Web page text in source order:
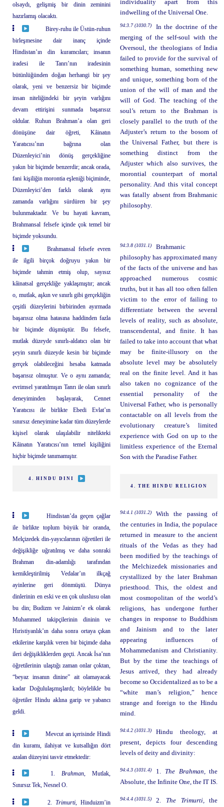
olsaydı, gelişmiş bir dinin zeminini
hazırlamış olacaktı.
individuality apart from this
indwelling of the Universal One.
Birey-ruhu ile Üstün-ruhun
birleşmesine dair inanç içinde
Hindistan’ın din kuramcıları; insanın
iradesi ile Tanrı’nın iradesinin
bütünlüğünden doğan herhangi bir şey
olarak, yeni ve benzersiz bir biçimde
insan niteliğindeki bir şeyin varlığını
devam ettirişini sunmada başarısız
oldular. Ruhun Brahman’a olan geri
dönüşüne dair öğreti, Kâinatın
Yaratıcısı’nın bağrına olan
Düzenleyici’nin dönüş gerçekliğine
yakın bir biçimde benzerdir; ancak orada,
fani kişiliğin morontia eşleniği biçiminde,
Düzenleyici’den farklı olarak aynı
zamanda varlığını sürdüren bir şey
bulunmaktadır. Ve bu hayati kavram,
Brahmansal felsefe içinde çok temel bir
biçimde yoksundu.
94:3.7 (1030.7)
In the doctrine of the
merging of the self-soul with the
Oversoul, the theologians of India
failed to provide for the survival of
something human, something new
and unique, something born of the
union of the will of man and the
will of God. The teaching of the
soul’s return to the Brahman is
closely parallel to the truth of the
Adjuster’s return to the bosom of
the Universal Father, but there is
something distinct from the
Adjuster which also survives, the
morontial counterpart of mortal
personality. And this vital concept
was fatally absent from Brahmanic
philosophy.
Brahmansal felsefe evren
ile ilgili birçok doğruyu yakın bir
biçimde tahmin etmiş olup, sayısız
kâinatsal gerçekliğe yaklaşmıştır; ancak
o, mutlak, aşkın ve sınırlı gibi gerçekliğin
çeşitli düzeylerini birbirinden ayırmada
başarısız olma hatasına haddinden fazla
bir biçimde düşmüştür. Bu felsefe,
mutlak düzeyde sınırlı-aldatıcı olan bir
şeyin sınırlı düzeyde kesin bir biçimde
gerçek olabileceğini hesaba katmada
başarısız olmuştur. Ve o aynı zamanda;
evrimsel yaratılmışın Tanrı ile olan sınırlı
deneyiminden başlayarak, Cennet
Yaratıcısı ile birlikte Ebedi Evlat’ın
sınırsız deneyimine kadar tüm düzeylerde
kişisel olarak ulaşılabilir nitelikteki
Kâinatın Yaratıcısı’nın temel kişiliğini
hiçbir biçimde tanımamıştır.
94:3.8 (1031.1)
Brahmanic
philosophy has approximated many
of the facts of the universe and has
approached numerous cosmic
truths, but it has all too often fallen
victim to the error of failing to
differentiate between the several
levels of reality, such as absolute,
transcendental, and finite. It has
failed to take into account that what
may be finite-illusory on the
absolute level may be absolutely
real on the finite level. And it has
also taken no cognizance of the
essential personality of the
Universal Father, who is personally
contactable on all levels from the
evolutionary creature’s limited
experience with God on up to the
limitless experience of the Eternal
Son with the Paradise Father.
4. HINDU DINI
4. THE HINDU RELIGION
Hindistan’da geçen çağlar
ile birlikte toplum büyük bir oranda,
Melçizedek din-yayıcılarının öğretileri ile
değişikliğe uğratılmış ve daha sonraki
Brahman din-adamlığı tarafından
kemikleştirilmiş Vedalar’ın ilkçağ
ayinlerine geri dönmüştü. Dünya
dinlerinin en eski ve en çok uluslusu olan
bu din; Budizm ve Jainizm’e ek olarak
Muhammed takipçilerinin dininin ve
Hıristiyanlık’ın daha sonra ortaya çıkan
etkilerine karşılık veren bir biçimde daha
ileri değişikliklerden geçti. Ancak İsa’nın
öğretilerinin ulaştığı zaman onlar çoktan,
“beyaz insanın dinine” ait olamayacak
kadar Doğululaşmışlardı; böylelikle bu
öğretiler Hindu aklına garip ve yabancı
geldi.
94:4.1 (1031.2)
With the passing of
the centuries in India, the populace
returned in measure to the ancient
rituals of the Vedas as they had
been modified by the teachings of
the Melchizedek missionaries and
crystallized by the later Brahman
priesthood. This, the oldest and
most cosmopolitan of the world’s
religions, has undergone further
changes in response to Buddhism
and Jainism and to the later
appearing influences of
Mohammedanism and Christianity.
But by the time the teachings of
Jesus arrived, they had already
become so Occidentalized as to be a
“white man’s religion,” hence
strange and foreign to the Hindu
mind.
Mevcut an içerisinde Hindi
din kuramı, ilahiyat ve kutsallığın dört
azalan düzeyini tasvir etmektedir:
94:4.2 (1031.3)
Hindu theology, at
present, depicts four descending
levels of deity and divinity:
1. Brahman, Mutlak,
Sınırsız Tek, Nesnel O.
94:4.3 (1031.4) 1. The Brahman,the
Absolute, the Infinite One, the IT IS.
2. Trimurti, Hinduizm’in
94:4.4 (1031.5) 2. The Trimurti,the